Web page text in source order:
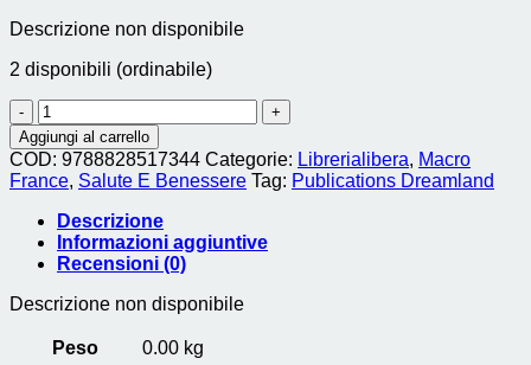
Descrizione non disponibile
2 disponibili (ordinabile)
ATLAS
-
L'Anatomie
du
Corps
Humain
2°
N.E.
quantità
Aggiungi al carrello
COD: 9788828517344 Categorie: Librerialibera, Macro
France, Salute E Benessere Tag: Publications Dreamland
Descrizione
Informazioni aggiuntive
Recensioni (0)
Descrizione non disponibile
Peso 0.00 kg